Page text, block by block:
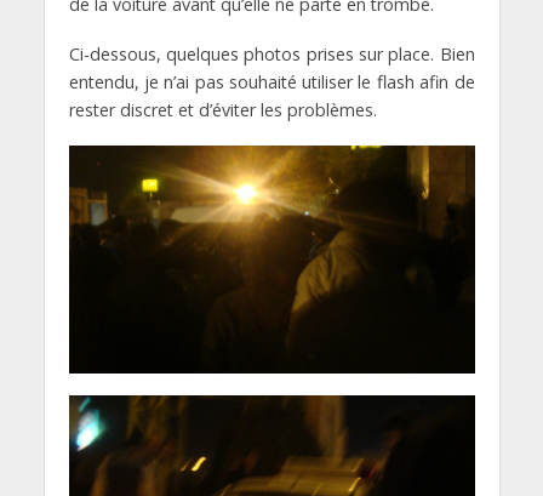
Ci-dessous, quelques photos prises sur place. Bien
entendu, je n’ai pas souhaité utiliser le flash afin de
rester discret et d’éviter les problèmes.